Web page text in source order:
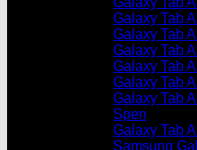
Galaxy Tab
Galaxy Tab
Galaxy Tab
Galaxy Tab
Galaxy Tab
Galaxy Tab
Spen
Galaxy Tab
Samsung